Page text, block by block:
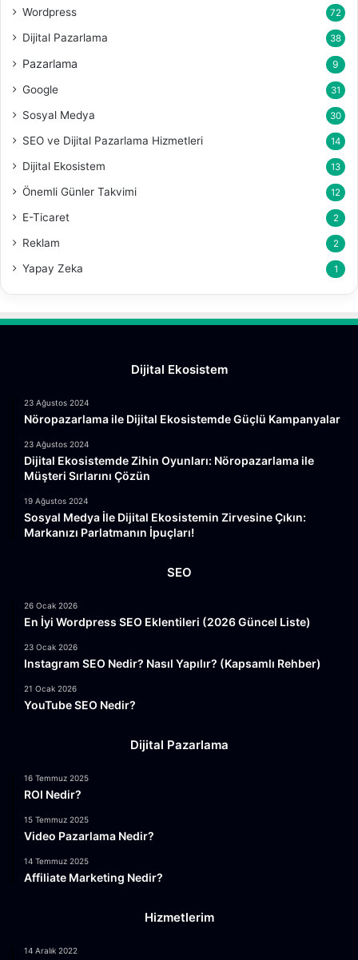
Wordpress 72
Dijital Pazarlama 38
Pazarlama 9
Google 31
Sosyal Medya 30
SEO ve Dijital Pazarlama Hizmetleri 14
Dijital Ekosistem 13
Önemli Günler Takvimi 12
E-Ticaret 2
Reklam 2
Yapay Zeka 1
Dijital Ekosistem
23 Ağustos 2024
Nöropazarlama ile Dijital Ekosistemde Güçlü Kampanyalar
23 Ağustos 2024
Dijital Ekosistemde Zihin Oyunları: Nöropazarlama ile
Müşteri Sırlarını Çözün
19 Ağustos 2024
Sosyal Medya İle Dijital Ekosistemin Zirvesine Çıkın:
Markanızı Parlatmanın İpuçları!
SEO
26 Ocak 2026
En İyi Wordpress SEO Eklentileri (2026 Güncel Liste)
23 Ocak 2026
Instagram SEO Nedir? Nasıl Yapılır? (Kapsamlı Rehber)
21 Ocak 2026
YouTube SEO Nedir?
Dijital Pazarlama
16 Temmuz 2025
ROI Nedir?
15 Temmuz 2025
Video Pazarlama Nedir?
14 Temmuz 2025
Affiliate Marketing Nedir?
Hizmetlerim
14 Aralık 2022